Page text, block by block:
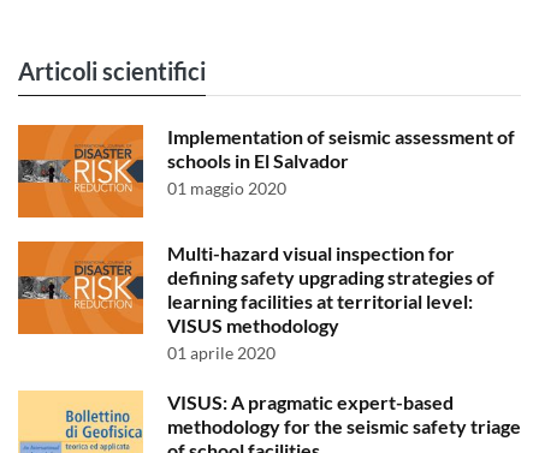
Articoli scientifici
Implementation of seismic assessment of
schools in El Salvador
01 maggio 2020
Multi-hazard visual inspection for
defining safety upgrading strategies of
learning facilities at territorial level:
VISUS methodology
01 aprile 2020
VISUS: A pragmatic expert-based
methodology for the seismic safety triage